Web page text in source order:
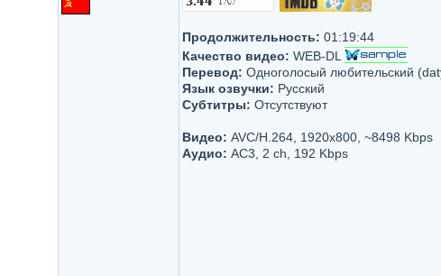
Продолжительность: 01:19:44
Качество видео: WEB-DL
Перевод: Одноголосый любительский
Язык озвучки: Русский
Субтитры: Отсутствуют
Видео: AVC/H.264, 1920х800, ~8498 Kbps
Аудио: AC3, 2 ch, 192 Kbps